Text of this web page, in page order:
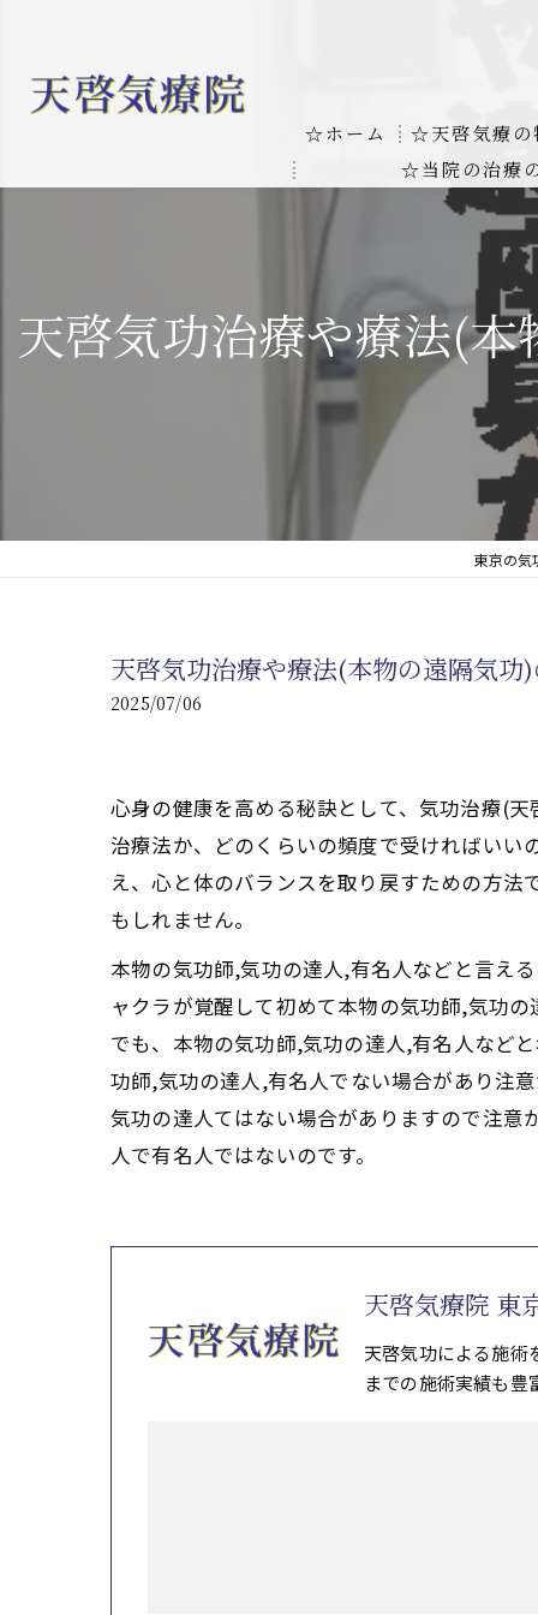
☆ホーム ☆天啓気療の
お客様の質問
天啓気療に関
本物の気功師
気功治療や療
☆当院の治療
線維筋痛症が天啓気療
難病の疾患
難病治療に革命チャクラ
肝臓の疾患
肝臓疾患の原因と症状
心臓の疾患
腎臓の疾患
天啓気功治療や療法(
東京の気
天啓気功治療や療法(本物の遠隔気
2025/07/06
心身の健康を高める秘訣として、気功治療(
治療法か、どのくらいの頻度で受ければい
え、心と体のバランスを取り戻すための方
もしれません。
本物の気功師,気功の達人,有名人などと言え
ャクラが覚醒して初めて本物の気功師,気功
でも、本物の気功師,気功の達人,有名人など
功師,気功の達人,有名人でない場合があり注
気功の達人てはない場合がありますので注意
人で有名人ではないのです。
天啓気療院 東
天啓気功による施術
までの施術実績も豊